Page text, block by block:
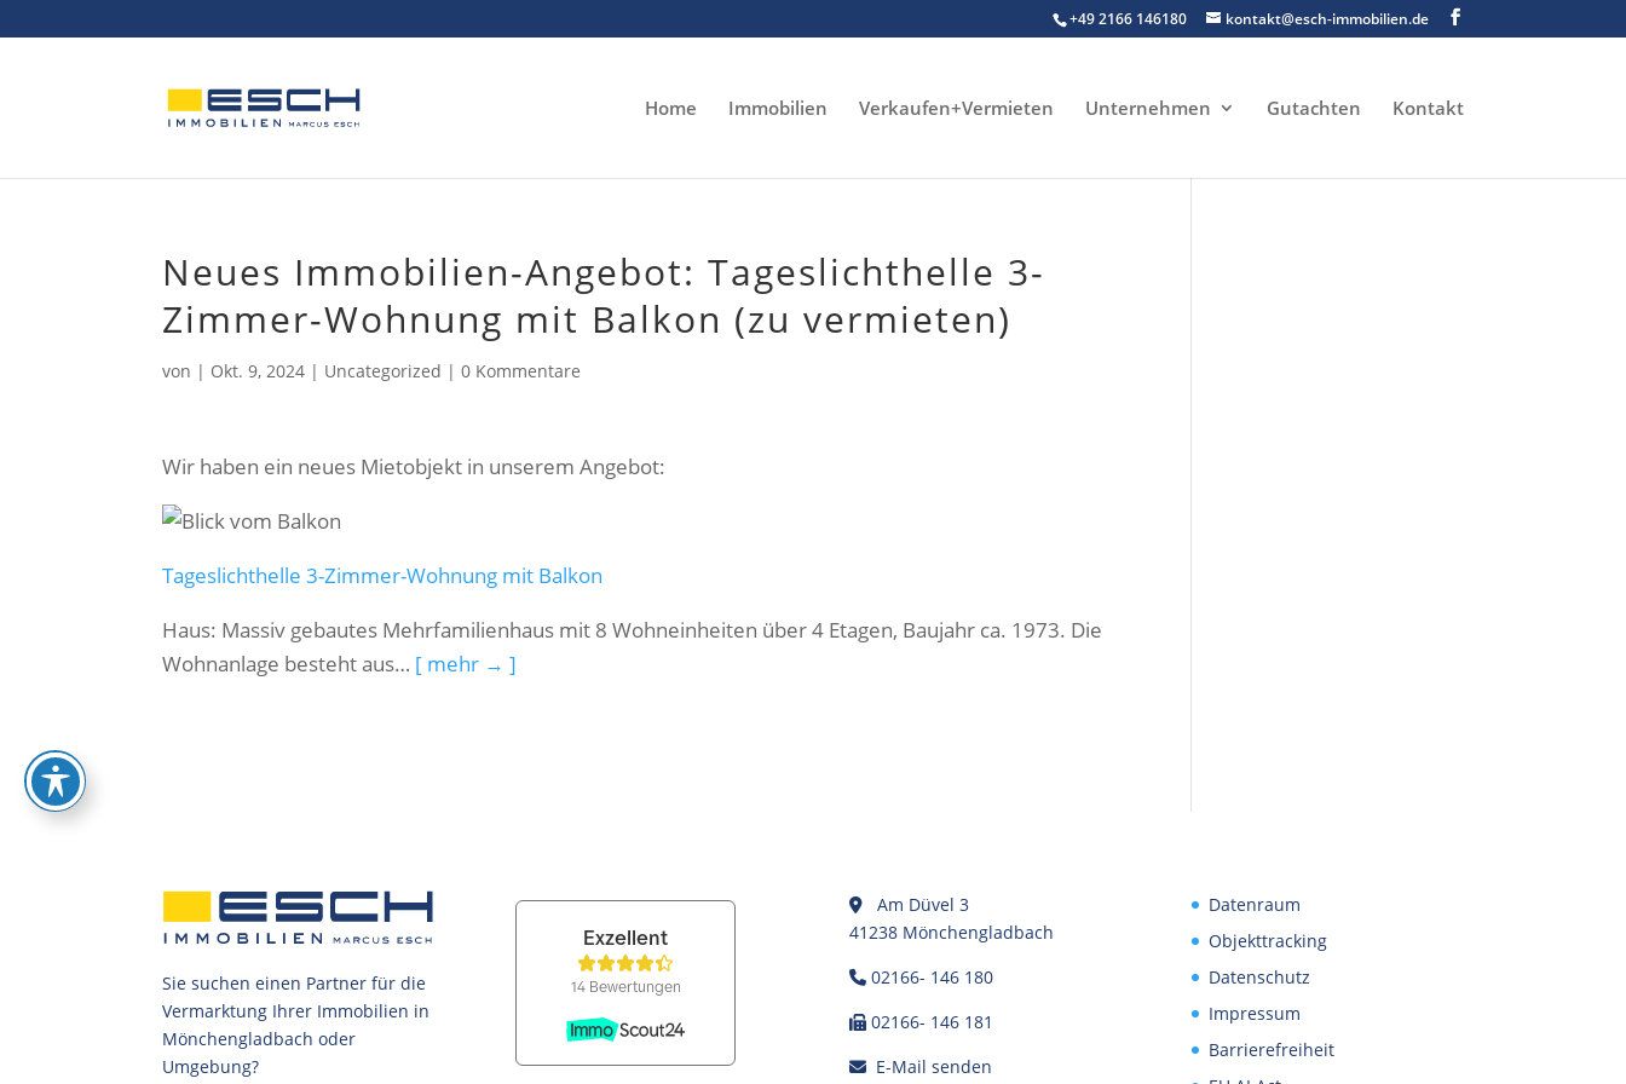
to
+49 2166 146180 kontakt@esch-immobilien.de
Home Immobilien Verkaufen+Vermieten Unternehmen Gutachten Kontakt
Neues Immobilien-Angebot: Tageslichthelle 3-
Zimmer-Wohnung mit Balkon (zu vermieten)
von | Okt. 9, 2024 | Uncategorized |0 Kommentare
Wir haben ein neues Mietobjekt in unserem Angebot:
Tageslichthelle 3-Zimmer-Wohnung mit Balkon
Haus: Massiv gebautes Mehrfamilienhaus mit 8 Wohneinheiten über 4 Etagen, Baujahr ca. 1973. Die
Wohnanlage besteht aus… [ mehr → ]
Sie suchen einen Partner für die
Vermarktung Ihrer Immobilien in
Mönchengladbach oder
Umgebung?
Am Düvel 3
41238 Mönchengladbach
02166- 146 180
02166- 146 181
E-Mail senden
Datenraum
Objekttracking
Datenschutz
Impressum
Barrierefreiheit